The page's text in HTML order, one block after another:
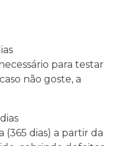
para testar
não goste, a
(365 dias) a partir da